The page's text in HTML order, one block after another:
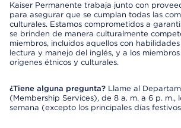
Kaiser Permanente trabaja junto con
para asegurar que se cumplan todas las
culturales. Estamos comprometidos a
se brinden de manera culturalmente
miembros, incluidos aquellos con
lectura y manejo del inglés, y a los
orígenes étnicos y culturales.
¿Tiene alguna pregunta? Llame al
(Membership Services), de 8 a. m. a 6 p. m.,
semana (excepto los principales días